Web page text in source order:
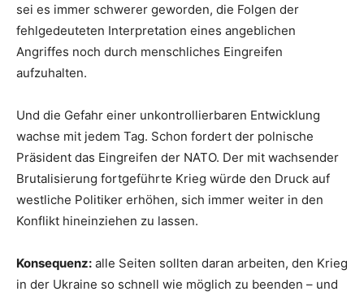
sei es immer schwerer geworden, die Folgen der
fehlgedeuteten Interpretation eines angeblichen
Angriffes noch durch menschliches Eingreifen
aufzuhalten.
Und die Gefahr einer unkontrollierbaren Entwicklung
wachse mit jedem Tag. Schon fordert der polnische
Präsident das Eingreifen der NATO. Der mit wachsender
Brutalisierung fortgeführte Krieg würde den Druck auf
westliche Politiker erhöhen, sich immer weiter in den
Konflikt hineinziehen zu lassen.
Konsequenz: alle Seiten sollten daran arbeiten, den Krieg
in der Ukraine so schnell wie möglich zu beenden – und